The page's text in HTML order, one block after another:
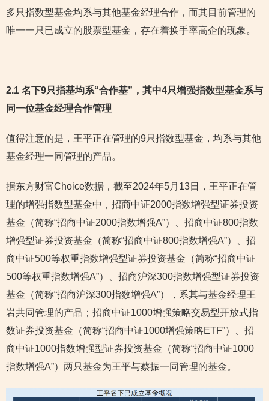
多只指数型基金均系与其他基金经理合作，而其目前管理的
唯一一只已成立的股票型基金，存在着换手率高企的现象。
2.1 名下9只指基均系“合作基”，其中4只增强指数型基金系与
同一位基金经理合作管理
值得注意的是，王平正在管理的9只指数型基金，均系与其他
基金经理一同管理的产品。
据东方财富Choice数据，截至2024年5月13日，王平正在管
理的增强指数型基金中，招商中证2000指数增强型证券投资
基金（简称“招商中证2000指数增强A”）、招商中证800指数
增强型证券投资基金（简称“招商中证800指数增强A”）、招
商中证500等权重指数增强型证券投资基金（简称“招商中证
500等权重指数增强A”）、招商沪深300指数增强型证券投资
基金（简称“招商沪深300指数增强A”），系其与基金经理王
岩共同管理的产品；招商中证1000增强策略交易型开放式指
数证券投资基金（简称“招商中证1000增强策略ETF”）、招
商中证1000指数增强型证券投资基金（简称“招商中证1000
指数增强A”）两只基金为王平与蔡振一同管理的基金。